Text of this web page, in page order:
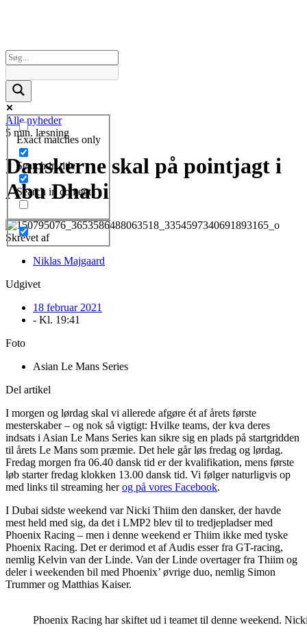
Exact matches only
Search in title
Search in content
Alle nyheder
5 min. læsning
Danskerne skal på pointjagt i
Abu Dhabi
Skrevet af
Niklas Majgaard
Udgivet
18 februar 2021
- Kl. 19:41
Foto
Asian Le Mans Series
Del artikel
I morgen og lørdag skal vi allerede afgøre ét af årets første
mesterskaber – og nok så vigtigt: Hvilke teams, der kva deres
indsats i Asian Le Mans Series kan sikre sig en plads på startgridden
til årets Le Mans som præmie. Det hele går løs fredag og lørdag.
Fredag morgen fra 06.40 dansk tid er der kvalifikation, mens første
løb starter fredag klokken 13.00 dansk tid. Vi følger naturligvis op
med links til streaming herog på vores Facebook.
I Dubai sidste weekend var Nicki Thiim den dansker, der havde
mest held med sig, da det i LMP2 blev til to tredjepladser med
Phoenix Racing – men i denne weekend er Thiim ikke med tyske
Phoenix Racing. Det er derimod et af Audis esser fra GT-racing,
nemlig Kelvin van der Linde. Van der Linde overtager fra Thiim og
deler i weekenden bil med Phoenix’ øvrige duo, nemlig Simon
Trummer og Matthias Kaiser.
Phoenix Racing har skiftet ud i teamet til denne weekend.